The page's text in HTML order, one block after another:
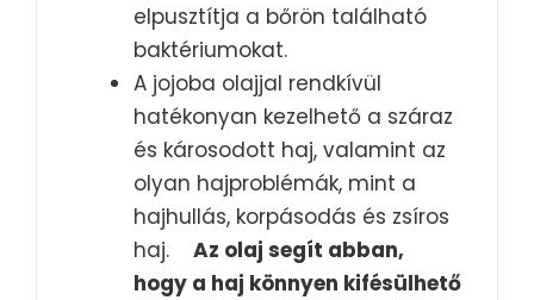
elpusztítja a bőrön található
baktériumokat.
A jojoba olajjal rendkívül
hatékonyan kezelhető a száraz
és károsodott haj, valamint az
olyan hajproblémák, mint a
hajhullás, korpásodás és zsíros
haj. Az olaj segít abban,
hogy a haj könnyen kifésülhető